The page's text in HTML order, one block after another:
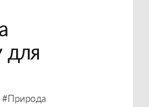
для
#Природа